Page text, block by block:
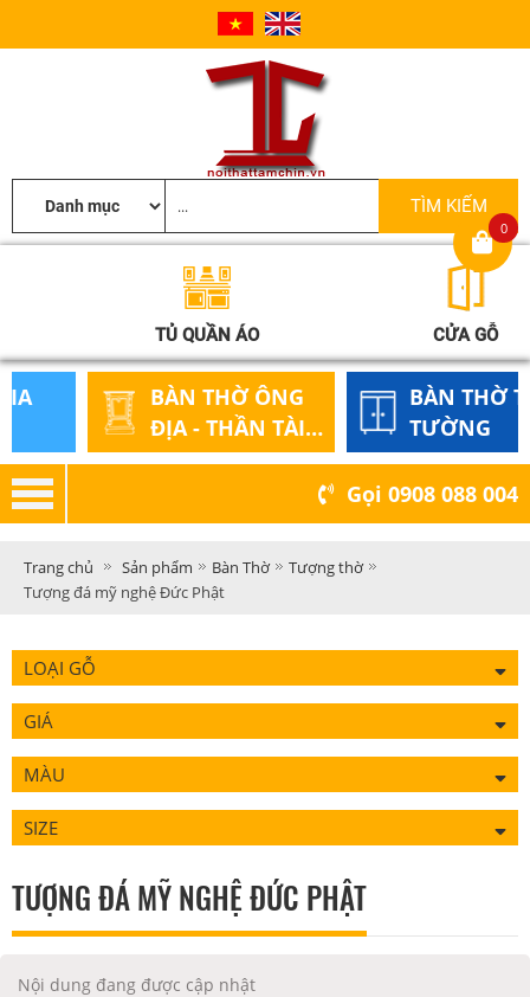
TỦ QUẦN ÁO CỬA GỖ
BÀN THỜ ÔNG
ĐỊA - THẦN TÀI
GỖ
BÀN THỜ TREO
TƯỜNG
Gọi 0908 088 004
Trang chủ Sản phẩm Bàn Thờ
Tượng thờ
Tượng đá mỹ nghệ Đức Phật
LOẠI GỖ
GIÁ
MÀU
SIZE
TƯỢNG ĐÁ MỸ NGHỆ ĐỨC PHẬT
Nội dung đang được cập nhật
0